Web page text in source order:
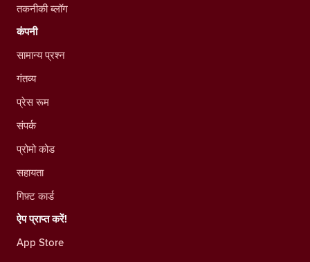
तकनीकी ब्लॉग
कंपनी
सामान्य प्रश्न
गंतव्य
प्रेस रूम
संपर्क
प्रोमो कोड
सहायता
गिफ़्ट कार्ड
ऐप प्राप्त करें!
App Store